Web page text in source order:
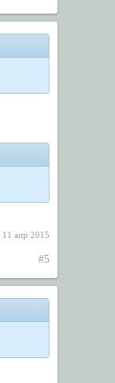
11 апр 2015
#5